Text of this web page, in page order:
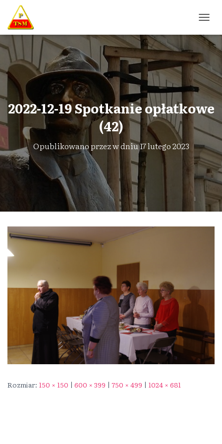
R
Z
Ł
Ą
C
A
W
G
A
C
J
Ę
2022-12-19 Spotkanie opłatkowe
(42)
Opublikowano przezw dniu17 lutego 2023
Rozmiar: 150 × 150 | 600 × 399 | 750 × 499 | 1024 × 681